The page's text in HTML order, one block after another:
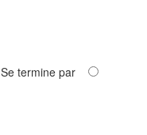
Se termine par